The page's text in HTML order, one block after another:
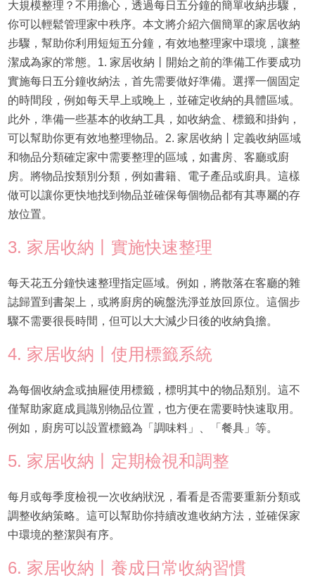
大規模整理？不用擔心，透過每日五分鐘的簡單收納步驟，
你可以輕鬆管理家中秩序。本文將介紹六個簡單的家居收納
步驟，幫助你利用短短五分鐘，有效地整理家中環境，讓整
潔成為家的常態。1. 家居收納丨開始之前的準備工作要成功
實施每日五分鐘收納法，首先需要做好準備。選擇一個固定
的時間段，例如每天早上或晚上，並確定收納的具體區域。
此外，準備一些基本的收納工具，如收納盒、標籤和掛鉤，
可以幫助你更有效地整理物品。2. 家居收納丨定義收納區域
和物品分類確定家中需要整理的區域，如書房、客廳或廚
房。將物品按類別分類，例如書籍、電子產品或廚具。這樣
做可以讓你更快地找到物品並確保每個物品都有其專屬的存
放位置。
3. 家居收納丨實施快速整理
每天花五分鐘快速整理指定區域。例如，將散落在客廳的雜
誌歸置到書架上，或將廚房的碗盤洗淨並放回原位。這個步
驟不需要很長時間，但可以大大減少日後的收納負擔。
4. 家居收納丨使用標籤系統
為每個收納盒或抽屜使用標籤，標明其中的物品類別。這不
僅幫助家庭成員識別物品位置，也方便在需要時快速取用。
例如，廚房可以設置標籤為「調味料」、「餐具」等。
5. 家居收納丨定期檢視和調整
每月或每季度檢視一次收納狀況，看看是否需要重新分類或
調整收納策略。這可以幫助你持續改進收納方法，並確保家
中環境的整潔與有序。
6. 家居收納丨養成日常收納習慣